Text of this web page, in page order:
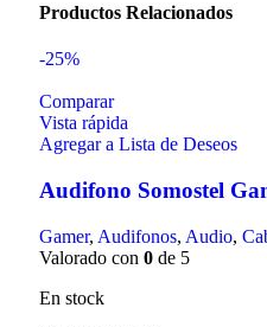
Productos Relacionados
-25%
Comparar
Vista rápida
Agregar a Lista de Deseos
Audifono Somostel
Gamer, Audifonos, Audio,
Valorado con 0 de 5
En stock